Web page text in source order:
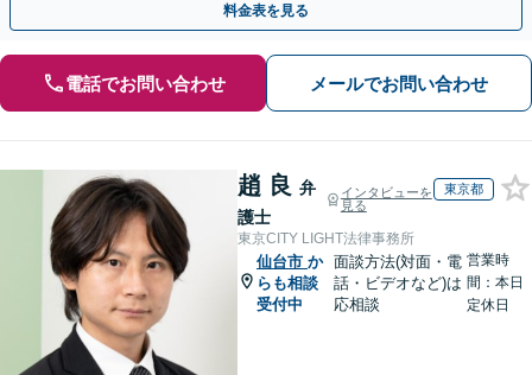
料金表を見る
電話でお問い合わせ メールでお問い合わせ
趙 良 弁
護士
インタビューを
見る
東京都
東京CITY LIGHT法律事務所
仙台市 か
らも相談
受付中
面談方法(対面・電
話・ビデオなど)は
応相談
営業時
間：本日
定休日